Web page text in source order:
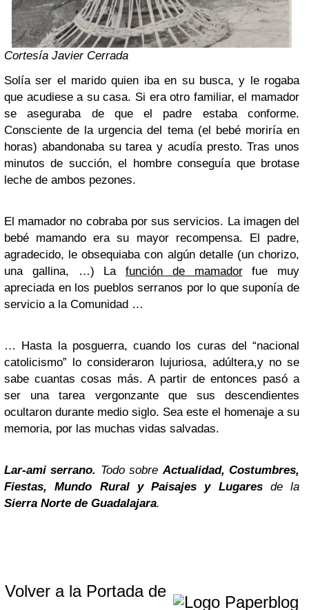
Cortesía Javier Cerrada
Solía ser el marido quien iba en su busca, y le rogaba
que acudiese a su casa. Si era otro familiar, el mamador
se aseguraba de que el padre estaba conforme.
Consciente de la urgencia del tema (el bebé moriría en
horas) abandonaba su tarea y acudía presto. Tras unos
minutos de succión, el hombre conseguía que brotase
leche de ambos pezones.
El mamador no cobraba por sus servicios. La imagen del
bebé mamando era su mayor recompensa. El padre,
agradecido, le obsequiaba con algún detalle (un chorizo,
una gallina, …) La función de mamadorfue muy
apreciada en los pueblos serranos por lo que suponía de
servicio a la Comunidad …
… Hasta la posguerra, cuando los curas del “nacional
catolicismo” lo consideraron lujuriosa, adúltera,y no se
sabe cuantas cosas más. A partir de entonces pasó a
ser una tarea vergonzante que sus descendientes
ocultaron durante medio siglo. Sea este el homenaje a su
memoria, por las muchas vidas salvadas.
Lar-ami serrano. Todo sobre Actualidad, Costumbres,
Fiestas, Mundo Rural y Paisajes y Lugares de la
Sierra Norte de Guadalajara.
Volver a la Portada de